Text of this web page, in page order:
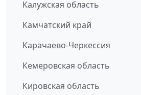
Калужская область
Камчатский край
Карачаево-Черкессия
Кемеровская область
Кировская область